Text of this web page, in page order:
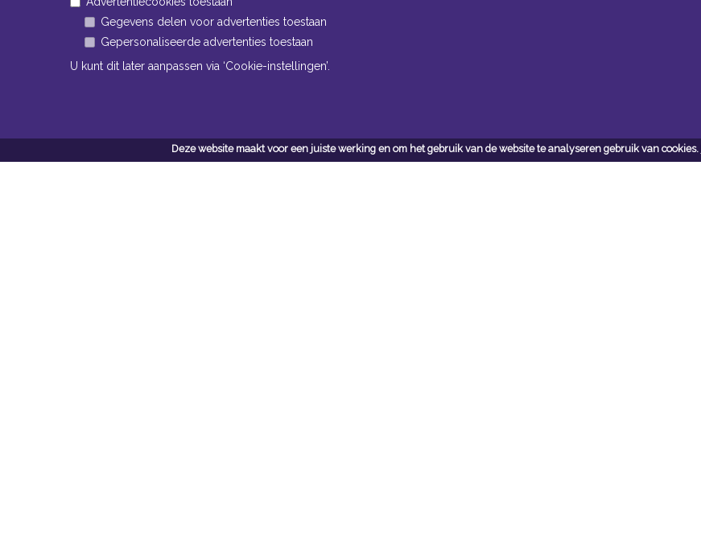
Deze website maakt voor een juiste werking en om het gebruik van de website te analyseren gebruik van cookies.
Gegevens delen voor advertenties toestaan
Gepersonaliseerde advertenties toestaan
U kunt dit later aanpassen via ‘Cookie-instellingen’.